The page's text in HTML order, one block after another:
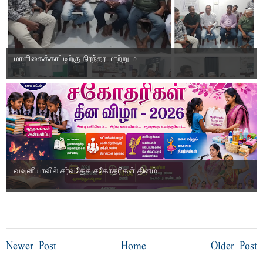
மாளிகைக்காட்டிற்கு நிரந்தர மாற்று ம...
வவுனியாவில் சர்வதேச சகோதரிகள் தினம்...
Newer Post Older Post
Home